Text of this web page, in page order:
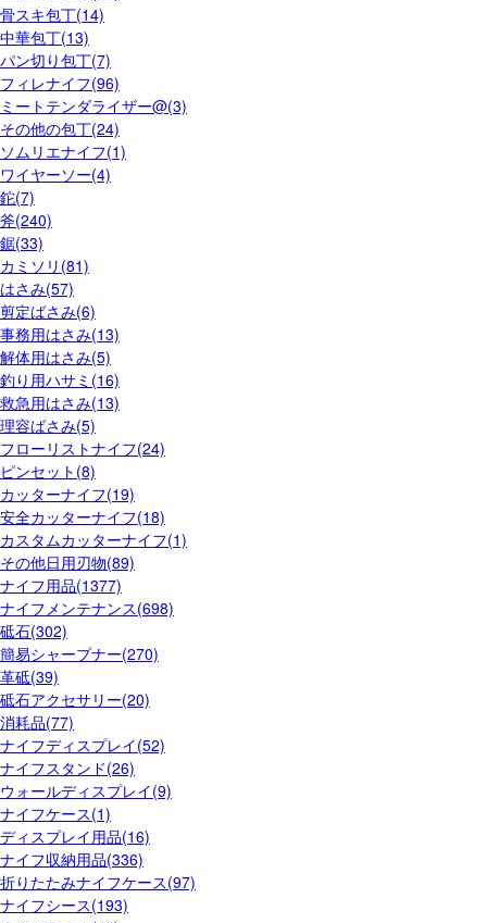
骨スキ包丁(14)
中華包丁(13)
パン切り包丁(7)
フィレナイフ(96)
ミートテンダライザー@(3)
その他の包丁(24)
ソムリエナイフ(1)
ワイヤーソー(4)
鉈(7)
斧(240)
鋸(33)
カミソリ(81)
はさみ(57)
剪定ばさみ(6)
事務用はさみ(13)
解体用はさみ(5)
釣り用ハサミ(16)
救急用はさみ(13)
理容ばさみ(5)
フローリストナイフ(24)
ピンセット(8)
カッターナイフ(19)
安全カッターナイフ(18)
カスタムカッターナイフ(1)
その他日用刃物(89)
ナイフ用品(1377)
ナイフメンテナンス(698)
砥石(302)
簡易シャープナー(270)
革砥(39)
砥石アクセサリー(20)
消耗品(77)
ナイフディスプレイ(52)
ナイフスタンド(26)
ウォールディスプレイ(9)
ナイフケース(1)
ディスプレイ用品(16)
ナイフ収納用品(336)
折りたたみナイフケース(97)
ナイフシース(193)